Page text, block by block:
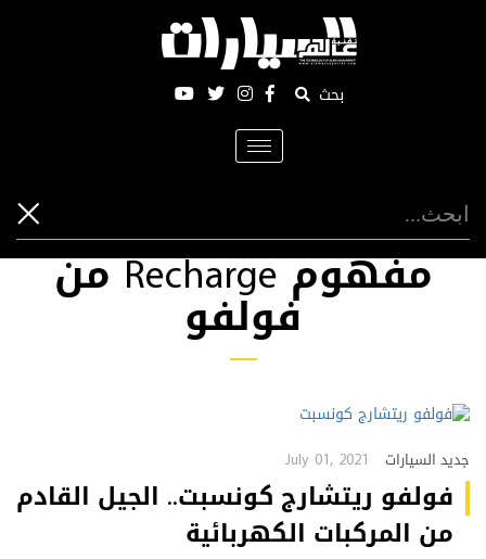
بحث
Toggle
navigation
مفهوم Recharge من
فولفو
جديد السيارات July 01, 2021
فولفو ريتشارج كونسبت.. الجيل القادم
من المركبات الكهربائية